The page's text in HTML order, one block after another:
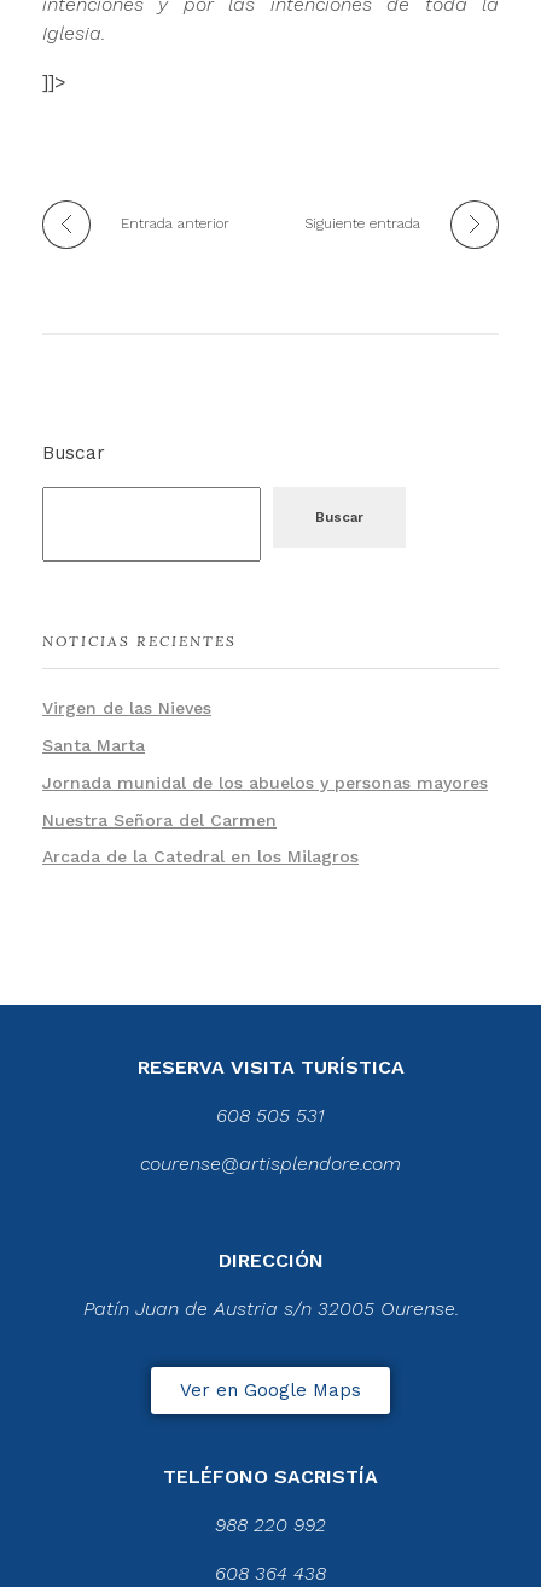
Iglesia.
]]>
Entrada anterior Siguiente entrada
Buscar
Buscar
NOTICIAS RECIENTES
Virgen de las Nieves
Santa Marta
Jornada munidal de los abuelos y personas mayores
Nuestra Señora del Carmen
Arcada de la Catedral en los Milagros
RESERVA VISITA TURÍSTICA
608 505 531
courense@artisplendore.com
DIRECCIÓN
Patín Juan de Austria s/n 32005 Ourense.
Ver en Google Maps
TELÉFONO SACRISTÍA
988 220 992
608 364 438